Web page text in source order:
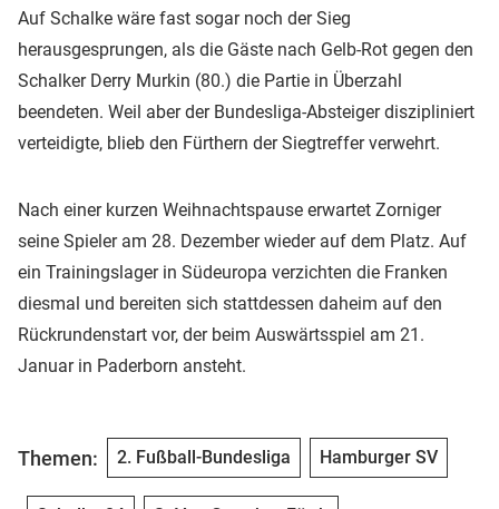
Auf Schalke wäre fast sogar noch der Sieg
herausgesprungen, als die Gäste nach Gelb-Rot gegen den
Schalker Derry Murkin (80.) die Partie in Überzahl
beendeten. Weil aber der Bundesliga-Absteiger diszipliniert
verteidigte, blieb den Fürthern der Siegtreffer verwehrt.
Nach einer kurzen Weihnachtspause erwartet Zorniger
seine Spieler am 28. Dezember wieder auf dem Platz. Auf
ein Trainingslager in Südeuropa verzichten die Franken
diesmal und bereiten sich stattdessen daheim auf den
Rückrundenstart vor, der beim Auswärtsspiel am 21.
Januar in Paderborn ansteht.
Themen: 2. Fußball-Bundesliga Hamburger SV